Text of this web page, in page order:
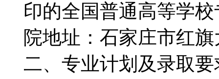
印的全国普通高等学
院地址：石家庄市
二、专业计划及录取